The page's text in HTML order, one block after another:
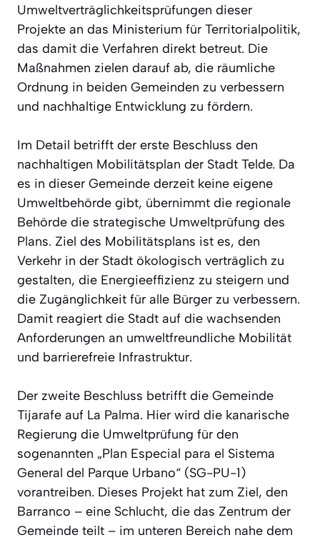
Umweltverträglichkeitsprüfungen dieser
Projekte an das Ministerium für Territorialpolitik,
das damit die Verfahren direkt betreut. Die
Maßnahmen zielen darauf ab, die räumliche
Ordnung in beiden Gemeinden zu verbessern
und nachhaltige Entwicklung zu fördern.
Im Detail betrifft der erste Beschluss den
nachhaltigen Mobilitätsplan der Stadt Telde. Da
es in dieser Gemeinde derzeit keine eigene
Umweltbehörde gibt, übernimmt die regionale
Behörde die strategische Umweltprüfung des
Plans. Ziel des Mobilitätsplans ist es, den
Verkehr in der Stadt ökologisch verträglich zu
gestalten, die Energieeffizienz zu steigern und
die Zugänglichkeit für alle Bürger zu verbessern.
Damit reagiert die Stadt auf die wachsenden
Anforderungen an umweltfreundliche Mobilität
und barrierefreie Infrastruktur.
Der zweite Beschluss betrifft die Gemeinde
Tijarafe auf La Palma. Hier wird die kanarische
Regierung die Umweltprüfung für den
sogenannten „Plan Especial para el Sistema
General del Parque Urbano“ (SG-PU-1)
vorantreiben. Dieses Projekt hat zum Ziel, den
Barranco – eine Schlucht, die das Zentrum der
Gemeinde teilt – im unteren Bereich nahe dem